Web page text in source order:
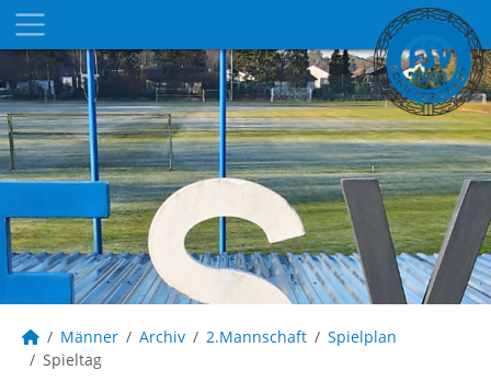
Männer Archiv 2.Mannschaft
Spielplan
Spieltag